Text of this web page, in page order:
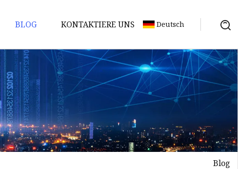
BLOG KONTAKTIERE UNS Deutsch
Blog